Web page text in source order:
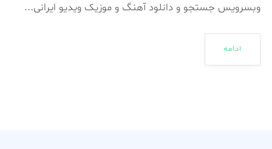
وبسرویس جستجو و دانلود آهنگ و موزیک ویدیو ایرانی...
ادامه